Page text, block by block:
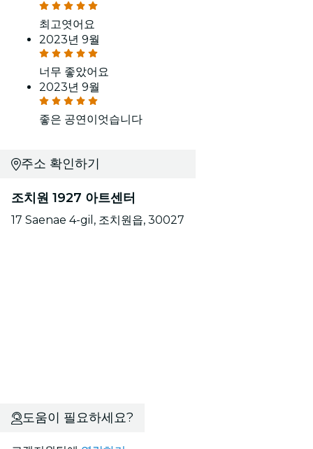
최고엿어요
2023년 9월
너무 좋았어요
2023년 9월
좋은 공연이엇습니다
주소 확인하기
조치원 1927 아트센터
17 Saenae 4-gil, 조치원읍, 30027
도움이 필요하세요?